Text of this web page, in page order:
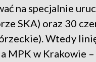
na specjalnie
SKA) oraz 30
Wtedy
MPK w Krakowie